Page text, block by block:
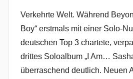
Verkehrte Welt. Während
Boy“ erstmals mit einer Solo-
deutschen Top 3 chartete,
drittes Soloalbum „I Am…
überraschend deutlich. Neuen